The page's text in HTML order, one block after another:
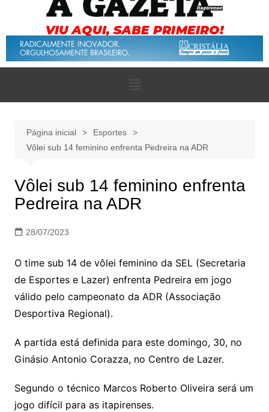
Página inicial
Esportes
Vôlei sub 14 feminino enfrenta Pedreira na ADR
Vôlei sub 14 feminino enfrenta
Pedreira na ADR
28/07/2023
O time sub 14 de vôlei feminino da SEL (Secretaria
de Esportes e Lazer) enfrenta Pedreira em jogo
válido pelo campeonato da ADR (Associação
Desportiva Regional).
A partida está definida para este domingo, 30, no
Ginásio Antonio Corazza, no Centro de Lazer.
Segundo o técnico Marcos Roberto Oliveira será um
jogo difícil para as itapirenses.